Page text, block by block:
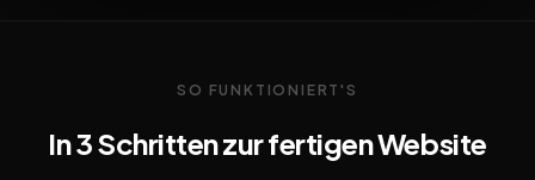
SO FUNKTIONIERT'S
In 3 Schritten zur fertigen Website